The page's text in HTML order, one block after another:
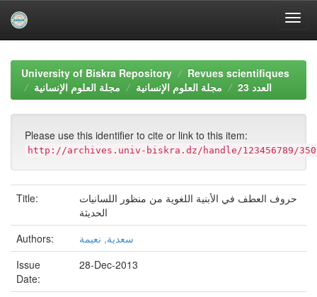
navigationUniversity of Biskra Repository
Revues scientifiques
مجلة العلوم الإنسانية
مجلة العلوم الإنسانية العدد 23
Please use this identifier to cite or link to this item:
http://archives.univ-biskra.dz/handle/123456789/350
Title:
حروف العطف في الأبنية اللغوية من منظور اللسانيات
الحديثة
Authors:
سعدية, نعيمة
Issue
Date:
28-Dec-2013